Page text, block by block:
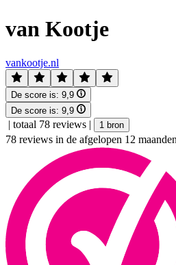
van Kootje
vankootje.nl
De score is: 9,9
De score is: 9,9
| totaal 78 reviews | 1 bron
78 reviews in de afgelopen 12 maanden